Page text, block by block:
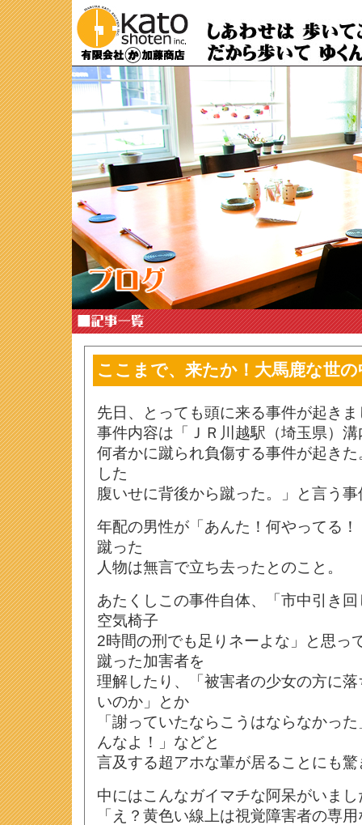
ここまで、来たか！大馬鹿な世
先日、とっても頭に来る事件が起きま
事件内容は「ＪＲ川越駅（埼玉県）
何者かに蹴られ負傷する事件が起き
した
腹いせに背後から蹴った。」と言う
年配の男性が「あんた！何やってる
蹴った
人物は無言で立ち去ったとのこと。
あたくしこの事件自体、「市中引き
空気椅子
2時間の刑でも足りネーよな」と思っ
蹴った加害者を
理解したり、「被害者の少女の方に
いのか」とか
「謝っていたならこうはならなかっ
んなよ！」などと
言及する超アホな輩が居ることにも
中にはこんなガイマチな阿呆がいまし
「え？黄色い線上は視覚障害者の専